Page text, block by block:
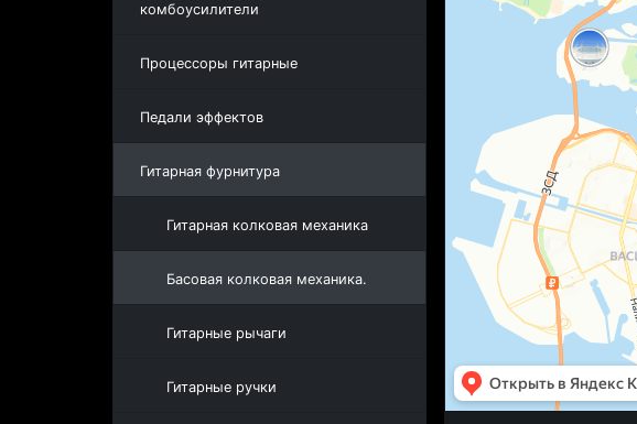
комбоусилители
Процессоры гитарные
Педали эффектов
Гитарная фурнитура
Гитарная колковая механика
Басовая колковая механика.
Гитарные рычаги
Гитарные ручки